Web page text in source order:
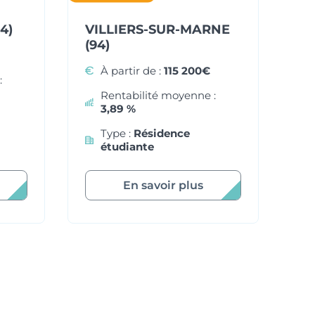
VILLIERS-SUR-MARNE
(94)
À partir de : 115 200€
Rentabilité moyenne :
3,89 %
Type : Résidence
étudiante
En savoir plus